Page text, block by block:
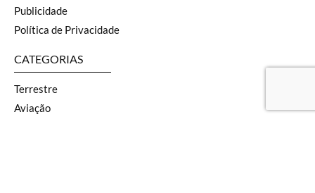
Publicidade
Política de Privacidade
CATEGORIAS
Terrestre
Aviação